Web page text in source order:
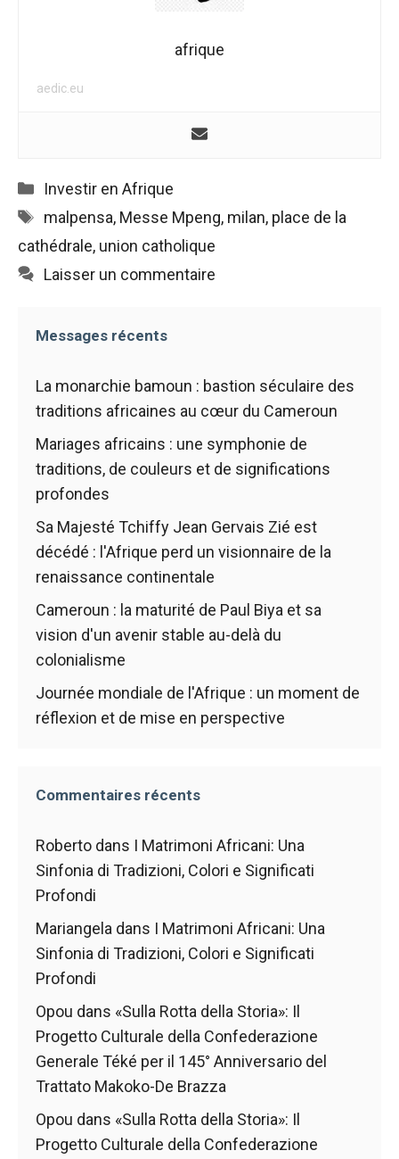
afrique
aedic.eu
Catégories
Investir en Afrique
Étiquettes
malpensa, Messe Mpeng, milan, place de la
cathédrale, union catholique
Laisser un commentaire
Messages récents
La monarchie bamoun : bastion séculaire des
traditions africaines au cœur du Cameroun
Mariages africains : une symphonie de
traditions, de couleurs et de significations
profondes
Sa Majesté Tchiffy Jean Gervais Zié est
décédé : l'Afrique perd un visionnaire de la
renaissance continentale
Cameroun : la maturité de Paul Biya et sa
vision d'un avenir stable au-delà du
colonialisme
Journée mondiale de l'Afrique : un moment de
réflexion et de mise en perspective
Commentaires récents
Roberto dans I Matrimoni Africani: Una
Sinfonia di Tradizioni, Colori e Significati
Profondi
Mariangela dans I Matrimoni Africani: Una
Sinfonia di Tradizioni, Colori e Significati
Profondi
Opou dans «Sulla Rotta della Storia»: Il
Progetto Culturale della Confederazione
Generale Téké per il 145° Anniversario del
Trattato Makoko-De Brazza
Opou dans «Sulla Rotta della Storia»: Il
Progetto Culturale della Confederazione